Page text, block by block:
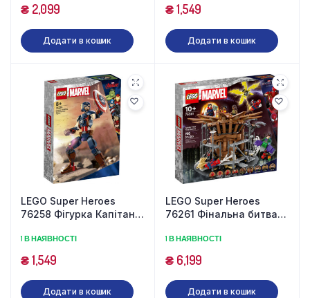
₴2,099
Додати в кошик
₴1,549
Додати в кошик
LEGO Super Heroes
76258 Фігурка Капітана
1 В НАЯВНОСТІ
₴1,549
Додати в кошик
LEGO Super Heroes
76261 Фінальна битва
деталей)
1 В НАЯВНОСТІ
₴6,199
Додати в кошик